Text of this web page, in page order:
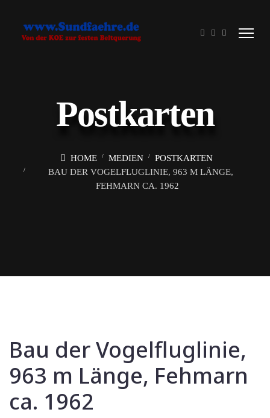
Postkarten
HOME MEDIEN
POSTKARTEN
BAU DER VOGELFLUGLINIE, 963 M LÄNGE,
FEHMARN CA. 1962
Bau der Vogelfluglinie,
963 m Länge, Fehmarn
ca. 1962